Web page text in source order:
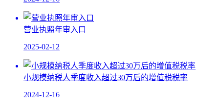
营业执照年审入口
2025-02-12
小规模纳税人季度收入超过30万后的增值税税率
2024-12-16